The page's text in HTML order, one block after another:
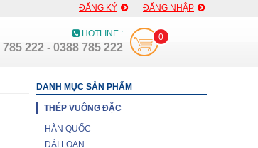
ĐĂNG KÝ ĐĂNG NHẬP
HOTLINE :
785 222 - 0388 785 222
0
DANH MỤC SẢN PHẨM
THÉP VUÔNG ĐẶC
HÀN QUỐC
ĐÀI LOAN